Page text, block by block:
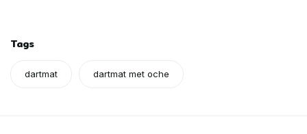
Tags
dartmat dartmat met oche